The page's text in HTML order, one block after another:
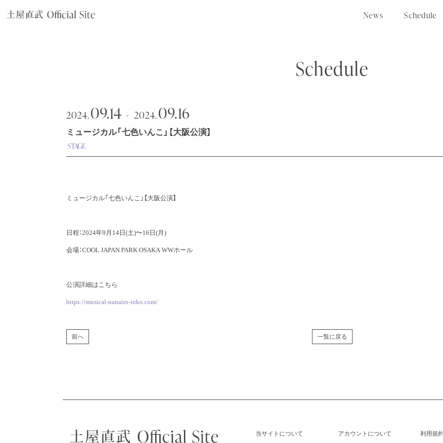
News Schedule
Schedule
2024.09.14 2024.09.16
ミュージカル「七色いんこ」【大阪公演】
STAGE
ミュージカル「七色いんこ」【大阪公演】
日程：2024年9月14日(土)〜16日(月)
会場：COOL JAPAN PARK OSAKA WWホール
公演詳細はこちら
https://musical-nanairo-inko.com/
前へ 一覧に戻る
当サイトについて アカウントについて 利用規